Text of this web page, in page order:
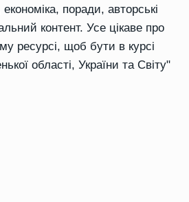
економіка, поради, авторські
контент. Усе цікаве про
ресурсі, щоб бути в курсі
області, України та Світу"